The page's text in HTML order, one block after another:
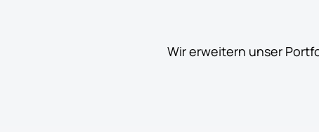
Wir erweitern unser